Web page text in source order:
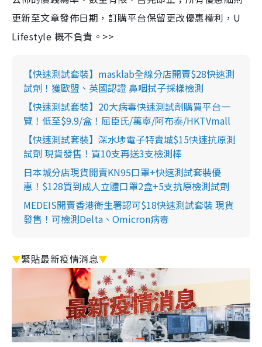
更新至文章發佈日期，訂購平台保留更改優惠權利，U
Lifestyle 概不負責。>>
【快速測試套裝】masklab全線分店開賣$28快速測
試劑！獲歐盟、英國認證 鼻咽拭子採樣檢測
【快速測試套裝】20大病毒快速測試劑購買平台一
覽！低至$9.9/盒！屈臣氏/萬寧/阿布泰/HKTVmall
【快速測試套裝】深水埗電子特賣城$15快速抗原測
試劑 現貨發售！買10支再送3支檢測棒
日本城分店現貨開賣KN95口罩+快速測試套裝優
惠！$128買到成人立體口罩2盒+5支抗原檢測試劑
MEDEIS開賣香港衛生署認可$18快速測試套裝 現貨
發售！可檢測Delta、Omicron病毒
▼緊貼最新疫情消息▼